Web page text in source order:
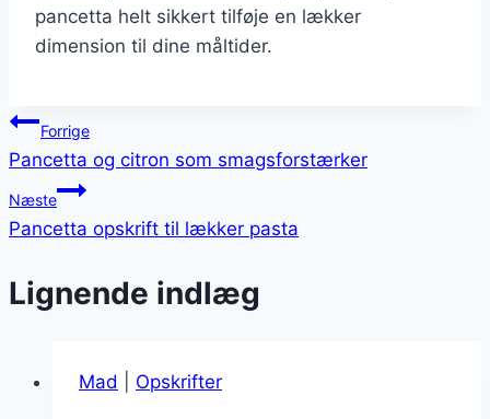
pancetta helt sikkert tilføje en lækker
dimension til dine måltider.
Indlægsnavigation
Forrige
Pancetta og citron som smagsforstærker
Næste
Pancetta opskrift til lækker pasta
Lignende indlæg
Mad Opskrifter